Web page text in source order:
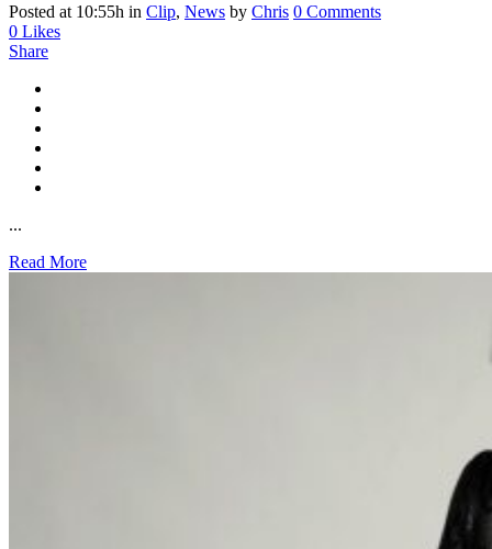
Posted at 10:55h in Clip, News by Chris 0 Comments
0 Likes
Share
...
Read More